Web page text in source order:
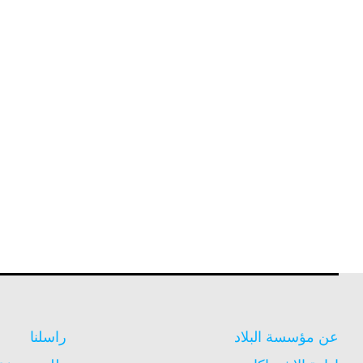
عن مؤسسة البلاد
راسلنا